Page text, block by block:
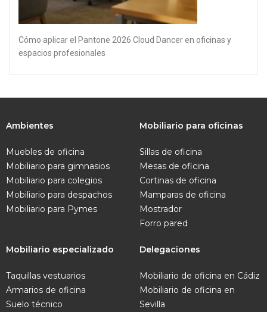
Cómo aplicar el Pantone 2026 Cloud Dancer en oficinas y
espacios profesionales
Ambientes
Muebles de oficina
Mobiliario para gimnasios
Mobiliario para colegios
Mobiliario para despachos
Mobiliario para Pymes
Mobiliario para oficinas
Sillas de oficina
Mesas de oficina
Cortinas de oficina
Mamparas de oficina
Mostrador
Forro pared
Mobiliario especializado
Taquillas vestuarios
Armarios de oficina
Suelo técnico
Delegaciones
Mobiliario de oficina en Cádiz
Mobiliario de oficina en
Sevilla